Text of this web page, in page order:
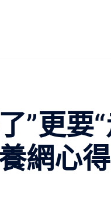
”更要
網心